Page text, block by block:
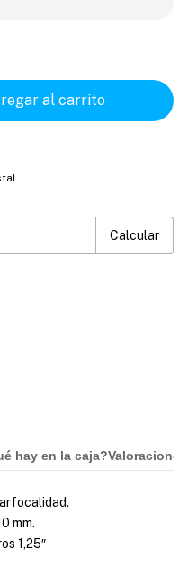
Calcular
hay en la caja?
mm.
1,25″